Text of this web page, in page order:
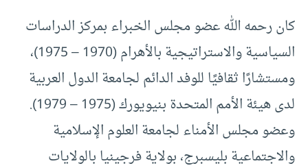
كان رحمه الله عضو مجلس الخبراء بمركز الدراسات
السياسية والاستراتيجية بالأهرام (1970 – 1975)،
ومستشارًا ثقافيًا للوفد الدائم لجامعة الدول العربية
لدى هيئة الأمم المتحدة بنيويورك (1975 – 1979).
وعضو مجلس الأمناء لجامعة العلوم الإسلامية
والاجتماعية بليسبرج، بولاية فرجينيا بالولايات